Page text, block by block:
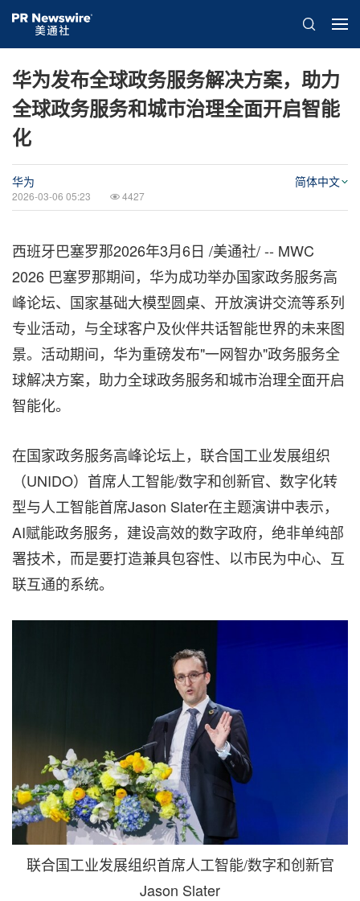
华为发布全球政务服务解决方案，助力
全球政务服务和城市治理全面开启智能
化
华为
2026-03-06 05:23 4427
简体中文
西班牙巴塞罗那2026年3月6日 /美通社/ -- MWC
2026 巴塞罗那期间，华为成功举办国家政务服务高
峰论坛、国家基础大模型圆桌、开放演讲交流等系列
专业活动，与全球客户及伙伴共话智能世界的未来图
景。活动期间，华为重磅发布"一网智办"政务服务全
球解决方案，助力全球政务服务和城市治理全面开启
智能化。
在国家政务服务高峰论坛上，联合国工业发展组织
（UNIDO）首席人工智能/数字和创新官、数字化转
型与人工智能首席Jason Slater在主题演讲中表示，
AI赋能政务服务，建设高效的数字政府，绝非单纯部
署技术，而是要打造兼具包容性、以市民为中心、互
联互通的系统。
联合国工业发展组织首席人工智能/数字和创新官
Jason Slater